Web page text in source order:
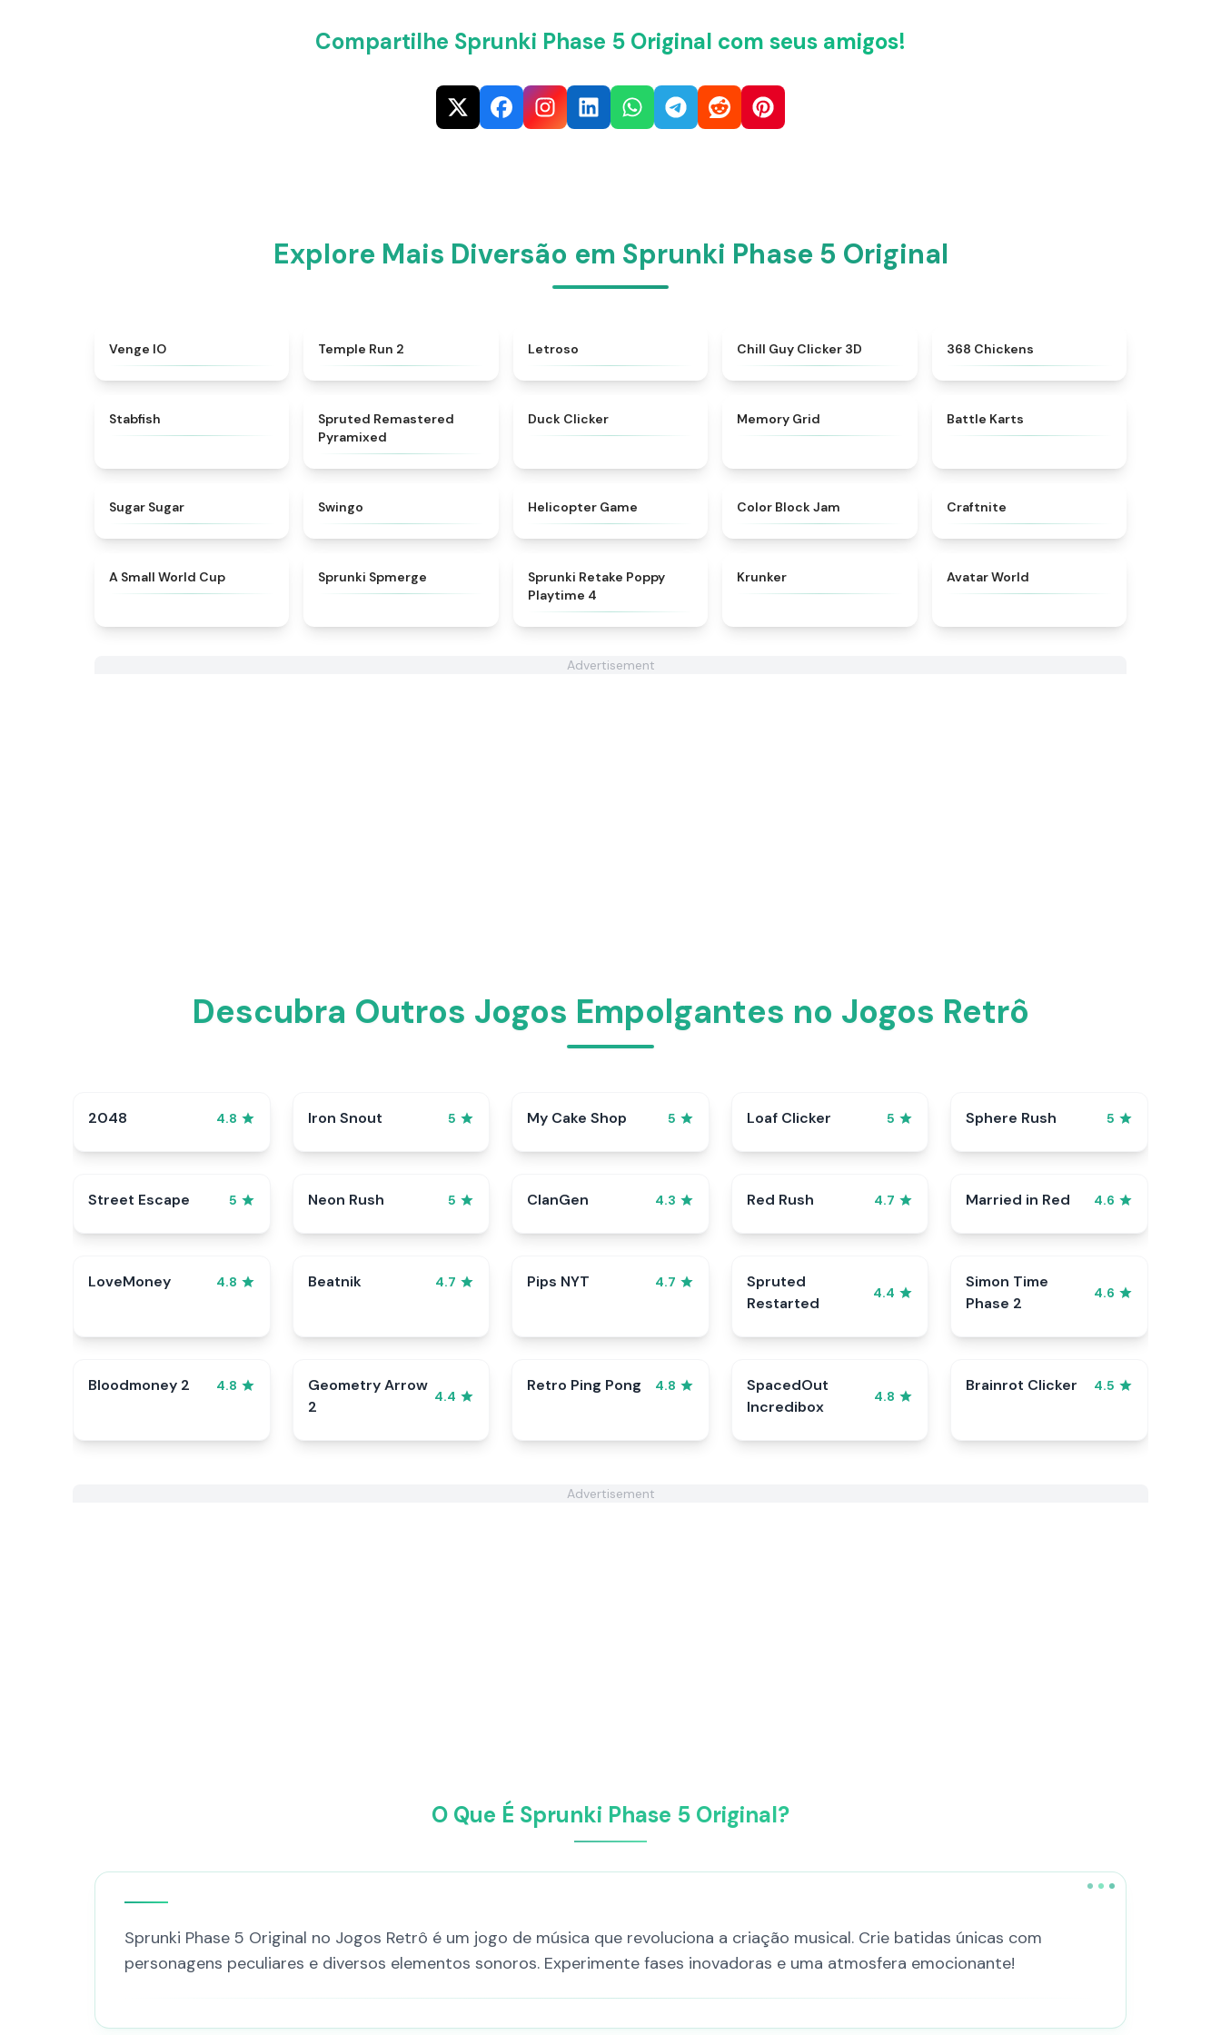
Compartilhe Sprunki Phase 5 Original com seus amigos!
Explore Mais Diversão em Sprunki Phase 5 Original
Venge IO Temple Run 2 Letroso Chill Guy Clicker 3D 368 Chickens
Stabfish ★
Spruted Remastered
Pyramixed
Duck Clicker Memory Grid Battle Karts
Sugar Sugar Swingo Helicopter Game Color Block Jam Craftnite
A Small World Cup Sprunki Spmerge
Sprunki Retake Poppy
Playtime 4
Krunker Avatar World
Advertisement
Descubra Outros Jogos Empolgantes no Jogos Retrô
2048 4.8 Iron Snout 5 My Cake Shop 5 Loaf Clicker 5 Sphere Rush 5
Street Escape 5 Neon Rush 5 ClanGen 4.3 Red Rush 4.7 Married in Red 4.6
LoveMoney 4.8 Beatnik 4.7 Pips NYT 4.7
Spruted
Restarted
4.4
Simon Time
Phase 2
4.6
Bloodmoney 2 4.8
Geometry Arrow
2
4.4
Retro Ping Pong 4.8
SpacedOut
Incredibox
4.8
Brainrot Clicker 4.5
Advertisement
O Que É Sprunki Phase 5 Original?
Sprunki Phase 5 Original no Jogos Retrô é um jogo de música que revoluciona a criação musical. Crie batidas únicas com
personagens peculiares e diversos elementos sonoros. Experimente fases inovadoras e uma atmosfera emocionante!